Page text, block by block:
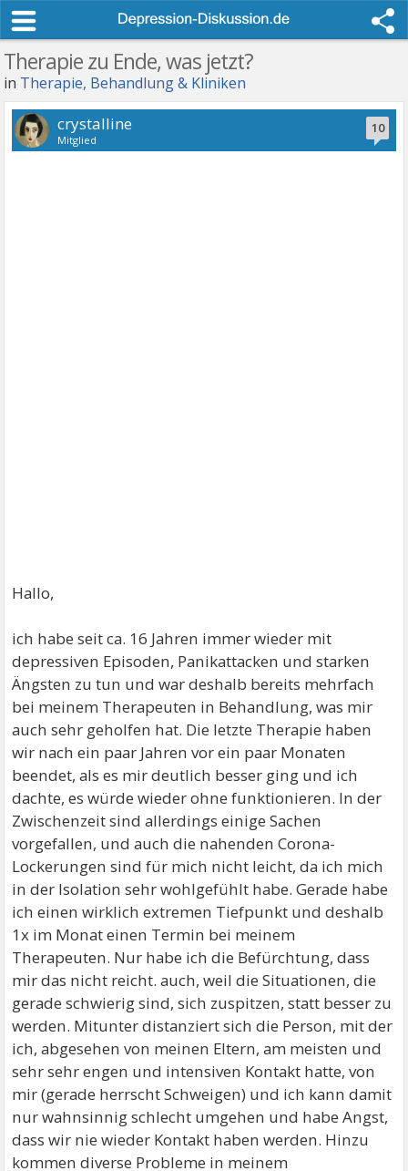
Therapie zu Ende, was jetzt?
in Therapie, Behandlung & Kliniken
10
crystalline
Mitglied
Hallo,
ich habe seit ca. 16 Jahren immer wieder mit
depressiven Episoden, Panikattacken und starken
Ängsten zu tun und war deshalb bereits mehrfach
bei meinem Therapeuten in Behandlung, was mir
auch sehr geholfen hat. Die letzte Therapie haben
wir nach ein paar Jahren vor ein paar Monaten
beendet, als es mir deutlich besser ging und ich
dachte, es würde wieder ohne funktionieren. In der
Zwischenzeit sind allerdings einige Sachen
vorgefallen, und auch die nahenden Corona-
Lockerungen sind für mich nicht leicht, da ich mich
in der Isolation sehr wohlgefühlt habe. Gerade habe
ich einen wirklich extremen Tiefpunkt und deshalb
1x im Monat einen Termin bei meinem
Therapeuten. Nur habe ich die Befürchtung, dass
mir das nicht reicht. auch, weil die Situationen, die
gerade schwierig sind, sich zuspitzen, statt besser zu
werden. Mitunter distanziert sich die Person, mit der
ich, abgesehen von meinen Eltern, am meisten und
sehr sehr engen und intensiven Kontakt hatte, von
mir (gerade herrscht Schweigen) und ich kann damit
nur wahnsinnig schlecht umgehen und habe Angst,
dass wir nie wieder Kontakt haben werden. Hinzu
kommen diverse Probleme in meinem